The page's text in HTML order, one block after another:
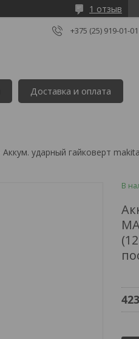
1 отзыв
+375 (25) 919-01-01
Доставка и оплата
В